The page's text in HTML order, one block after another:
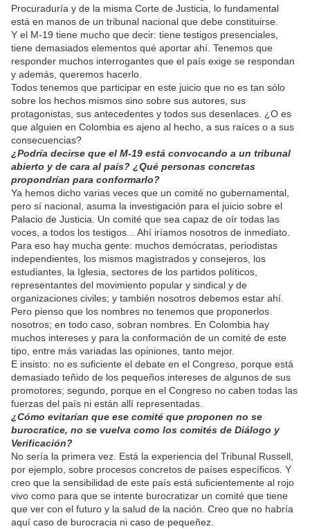
Procuraduría y de la misma Corte de Justicia, lo fundamental
está en manos de un tribunal nacional que debe constituirse.
Y el M-19 tiene mucho que decir: tiene testigos presenciales,
tiene demasiados elementos qué aportar ahí. Tenemos que
responder muchos interrogantes que el país exige se respondan
y además, queremos hacerlo.
Todos tenemos que participar en este juicio que no es tan sólo
sobre los hechos mismos sino sobre sus autores, sus
protagonistas, sus antecedentes y todos sus desenlaces. ¿O es
que alguien en Colombia es ajeno al hecho, a sus raíces o a sus
consecuencias?
¿Podría decirse que el M-19 está convocando a un tribunal
abierto y de cara al país? ¿Qué personas concretas
propondrían para conformarlo?
Ya hemos dicho varias veces que un comité no gubernamental,
pero sí nacional, asuma la investigación para el juicio sobre el
Palacio de Justicia. Un comité que sea capaz de oír todas las
voces, a todos los testigos... Ahí iríamos nosotros de inmediato.
Para eso hay mucha gente: muchos demócratas, periodistas
independientes, los mismos magistrados y consejeros, los
estudiantes, la Iglesia, sectores de los partidos políticos,
representantes del movimiento popular y sindical y de
organizaciones civiles; y también nosotros debemos estar ahí.
Pero pienso que los nombres no tenemos que proponerlos
nosotros; en todo caso, sobran nombres. En Colombia hay
muchos intereses y para la conformación de un comité de este
tipo, entre más variadas las opiniones, tanto mejor.
E insisto: no es suficiente el debate en el Congreso, porque está
demasiado teñido de los pequeños intereses de algunos de sus
promotores; segundo, porque en el Congreso no caben todas las
fuerzas del país ni están allí representadas.
¿Cómo evitarían que ese comité que proponen no se
burocratice, no se vuelva como los comités de Diálogo y
Verificación?
No sería la primera vez. Está la experiencia del Tribunal Russell,
por ejemplo, sobre procesos concretos de países específicos. Y
creo que la sensibilidad de este país está suficientemente al rojo
vivo como para que se intente burocratizar un comité que tiene
que ver con el futuro y la salud de la nación. Creo que no habría
aquí caso de burocracia ni caso de pequeñez.